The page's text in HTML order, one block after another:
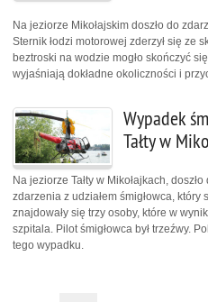
Na jeziorze Mikołajskim doszło do
Sternik łodzi motorowej zderzył się ze
beztroski na wodzie mogło skończyć
wyjaśniają dokładne okoliczności i
Wypadek
Tałty w
Na jeziorze Tałty w Mikołajkach,
zdarzenia z udziałem śmigłowca, który
znajdowały się trzy osoby, które w
szpitala. Pilot śmigłowca był trzeźwy.
tego wypadku.